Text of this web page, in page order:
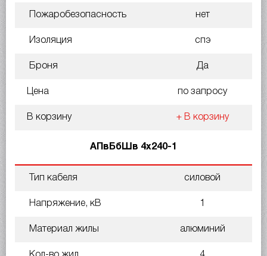
Пожаробезопасность нет
Изоляция спэ
Броня Да
Цена по запросу
В корзину + В корзину
АПвБбШв 4х240-1
Тип кабеля силовой
Напряжение, кВ
Материал жилы алюминий